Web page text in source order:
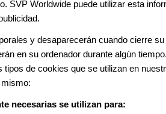
SVP Worldwide puede utilizar esta
y desaparecerán cuando cierre
en su ordenador durante algún
tipos de cookies que se utilizan en
necesarias se utilizan para: